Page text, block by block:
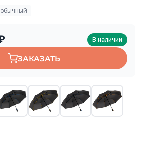
обычный
В наличии
ЗАКАЗАТЬ